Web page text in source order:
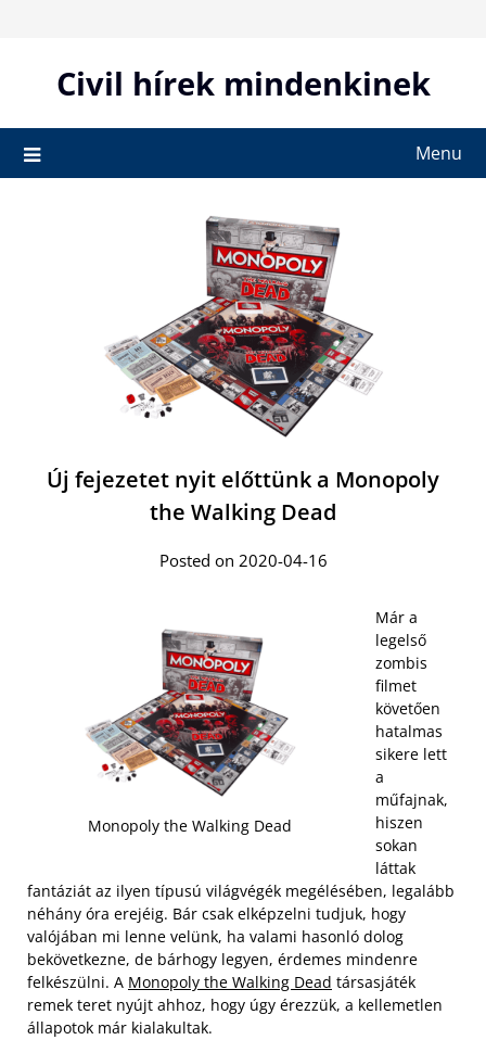
contentCivil hírek mindenkinek
Menu
Új fejezetet nyit előttünk a Monopoly
the Walking Dead
Posted on 2020-04-16
Monopoly the Walking Dead
Már a
legelső
zombis
filmet
követően
hatalmas
sikere lett
a
műfajnak,
hiszen
sokan
láttak
fantáziát az ilyen típusú világvégék megélésében, legalább
néhány óra erejéig. Bár csak elképzelni tudjuk, hogy
valójában mi lenne velünk, ha valami hasonló dolog
bekövetkezne, de bárhogy legyen, érdemes mindenre
felkészülni. A Monopoly the Walking Dead társasjáték
remek teret nyújt ahhoz, hogy úgy érezzük, a kellemetlen
állapotok már kialakultak.